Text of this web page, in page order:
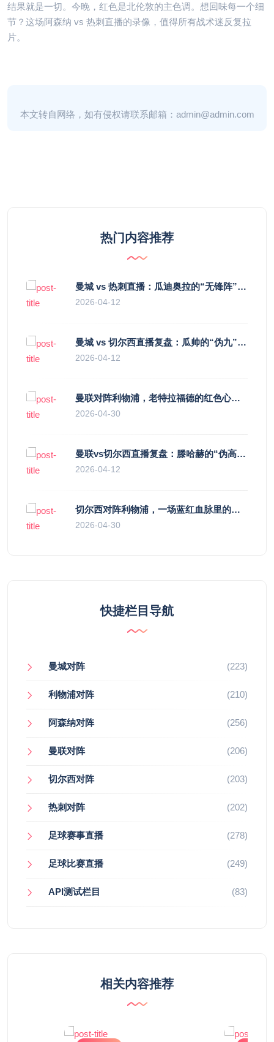
结果就是一切。今晚，红色是北伦敦的主色调。想回味每一个细
节？这场阿森纳 vs 热刺直播的录像，值得所有战术迷反复拉
片。
本文转自网络，如有侵权请联系邮箱：admin@admin.com
热门内容推荐
曼城 vs 热刺直播：瓜迪奥拉的“无锋阵”是天才设计还是自废武功？
2026-04-12
曼城 vs 切尔西直播复盘：瓜帅的“伪九”陷阱，如何绞杀蓝军的“三中卫”？
2026-04-12
曼联对阵利物浦，老特拉福德的红色心跳与蓝色暗涌
2026-04-30
曼联vs切尔西直播复盘：滕哈赫的“伪高位”与波切蒂诺的“无锋阵”，谁更拧巴？
2026-04-12
切尔西对阵利物浦，一场蓝红血脉里的恩怨与忠诚
2026-04-30
快捷栏目导航
曼城对阵 (223)
利物浦对阵 (210)
阿森纳对阵 (256)
曼联对阵 (206)
切尔西对阵 (203)
热刺对阵 (202)
足球赛事直播 (278)
足球比赛直播 (249)
API测试栏目 (83)
相关内容推荐